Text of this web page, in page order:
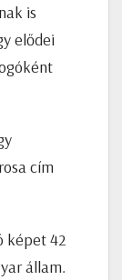
is
elődei
cím
képet 42
állam.